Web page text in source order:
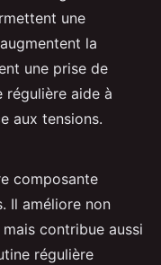
une
la
une prise de
régulière aide à
aux tensions.
composante
Il améliore non
contribue aussi
régulière